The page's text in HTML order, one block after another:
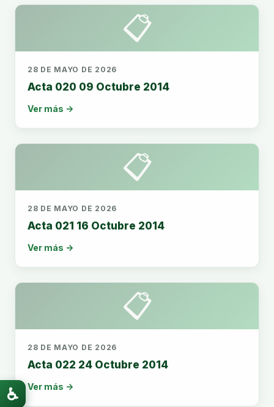
📋
28 DE MAYO DE 2026
Acta 020 09 Octubre 2014
Ver más →
📋
28 DE MAYO DE 2026
Acta 021 16 Octubre 2014
Ver más →
📋
28 DE MAYO DE 2026
Acta 022 24 Octubre 2014
Ver más →
♿